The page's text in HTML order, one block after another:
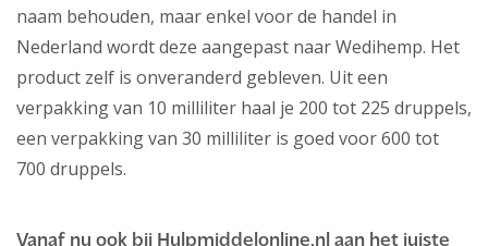
naam behouden, maar enkel voor de handel in
Nederland wordt deze aangepast naar Wedihemp. Het
product zelf is onveranderd gebleven. Uit een
verpakking van 10 milliliter haal je 200 tot 225 druppels,
een verpakking van 30 milliliter is goed voor 600 tot
700 druppels.
Vanaf nu ook bij Hulpmiddelonline.nl aan het juiste